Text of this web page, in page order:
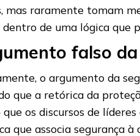
mas raramente tomam
de uma lógica que
falso
o argumento da
que a retórica da
os discursos de
que associa segurança